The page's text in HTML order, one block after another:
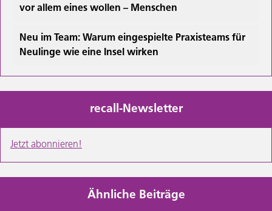
vor allem eines wollen – Menschen
Neu im Team: Warum eingespielte Praxisteams für
Neulinge wie eine Insel wirken
recall-Newsletter
Jetzt abonnieren!
Ähnliche Beiträge